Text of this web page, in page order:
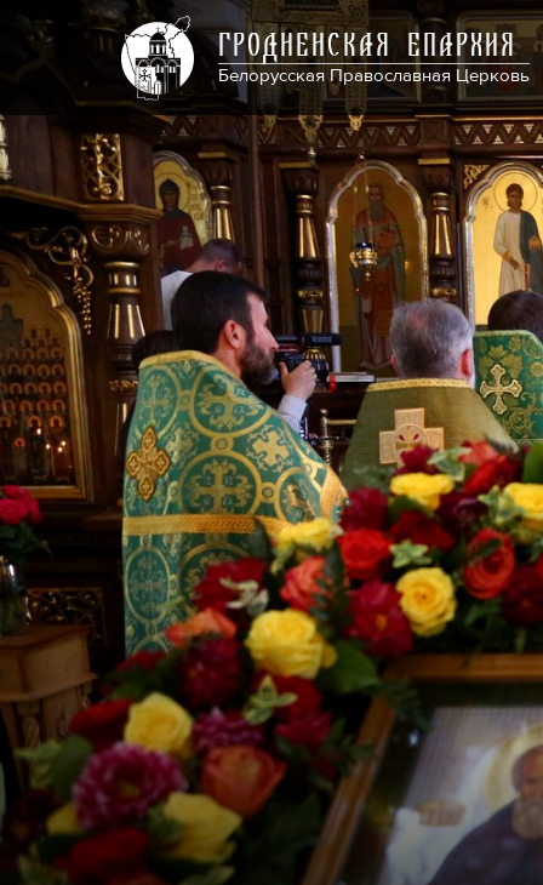
ГРОДНЕНСКАЯ ЕПАРХИЯ
Белорусская Православная Церковь